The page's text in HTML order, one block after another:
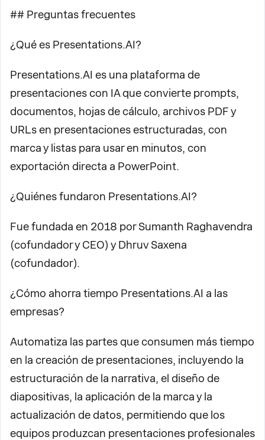
## Preguntas frecuentes
¿Qué es Presentations.AI?
Presentations.AI es una plataforma de
presentaciones con IA que convierte prompts,
documentos, hojas de cálculo, archivos PDF y
URLs en presentaciones estructuradas, con
marca y listas para usar en minutos, con
exportación directa a PowerPoint.
¿Quiénes fundaron Presentations.AI?
Fue fundada en 2018 por Sumanth Raghavendra
(cofundador y CEO) y Dhruv Saxena
(cofundador).
¿Cómo ahorra tiempo Presentations.AI a las
empresas?
Automatiza las partes que consumen más tiempo
en la creación de presentaciones, incluyendo la
estructuración de la narrativa, el diseño de
diapositivas, la aplicación de la marca y la
actualización de datos, permitiendo que los
equipos produzcan presentaciones profesionales